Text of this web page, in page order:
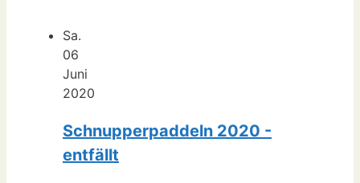
Sa.
06
Juni
2020
Schnupperpaddeln 2020 -
entfällt